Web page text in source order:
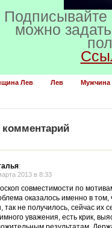
Подписывайте
можно
Лев Лев
комментарий
:
2013 в 8:33
совместимости по
оказалось именно в
так не получилось, сейчас их
уважения, есть крик,